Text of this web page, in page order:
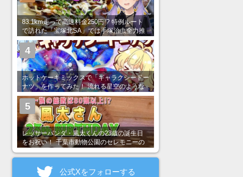
83.1km走って高速料金250円!? 特例ルート
で訪れた「宝塚北SA」では手塚治虫全力推
し＆関西グルメが楽しめる！
ホットケーキミックスで「ギャラクシードー
ナツ」を作ってみた！ 流れる星空のような
レンチン・レシピを紹介
4
レッサーパンダ・風太くんの23歳の誕生日
をお祝い！ 千葉市動物公園のセレモニーの
様子を紹介
5
公式Xをフォローする